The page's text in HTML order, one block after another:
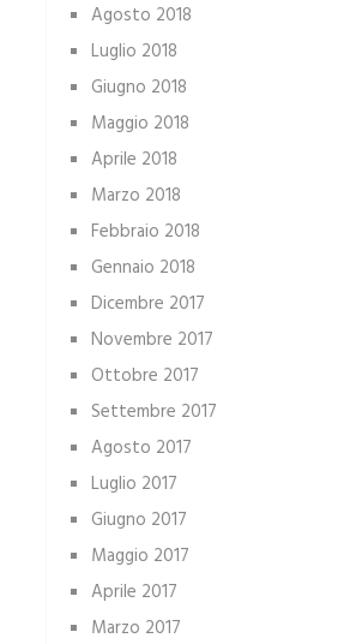
Agosto 2018
Luglio 2018
Giugno 2018
Maggio 2018
Aprile 2018
Marzo 2018
Febbraio 2018
Gennaio 2018
Dicembre 2017
Novembre 2017
Ottobre 2017
Settembre 2017
Agosto 2017
Luglio 2017
Giugno 2017
Maggio 2017
Aprile 2017
Marzo 2017